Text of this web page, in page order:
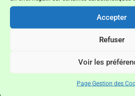
Accepter
Refuser
Voir les
Page Gestion des
Calendrier complet
Pt M V
44 15 9